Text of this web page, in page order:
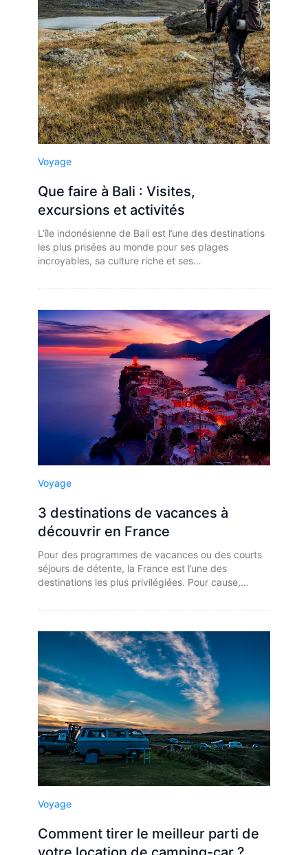
Voyage
Que faire à Bali : Visites,
excursions et activités
L’île indonésienne de Bali est l’une des destinations
les plus prisées au monde pour ses plages
incroyables, sa culture riche et ses…
Voyage
3 destinations de vacances à
découvrir en France
Pour des programmes de vacances ou des courts
séjours de détente, la France est l’une des
destinations les plus privilégiées. Pour cause,…
Voyage
Comment tirer le meilleur parti de